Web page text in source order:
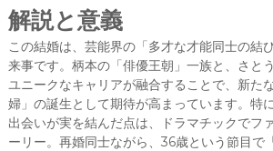
解説と意義
この結婚は、芸能界の「多才な才能同士の結
来事です。柄本の「俳優王朝」一族と、さと
ユニークなキャリアが融合することで、新た
婦」の誕生として期待が高まっています。特
出会いが実を結んだ点は、ドラマチックでフ
ーリー。再婚同士ながら、36歳という節目で